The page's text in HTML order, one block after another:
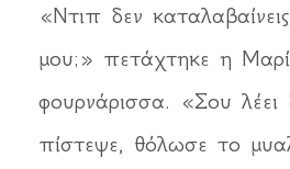
«Ντιπ δεν
μου;» πετάχτηκε η
φουρνάρισσα. «Σου λέει
πίστεψε, θόλωσε το